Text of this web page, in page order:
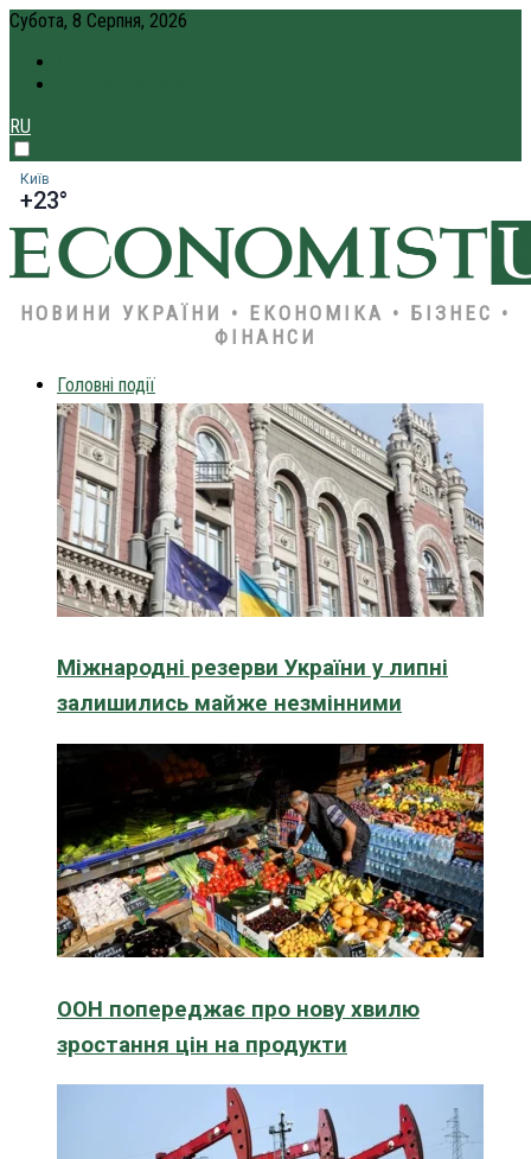
Субота, 8 Серпня, 2026
RU
Київ
+23°
НОВИНИ УКРАЇНИ • ЕКОНОМІКА • БІЗНЕС •
ФІНАНСИ
Головні події
Міжнародні резерви України у липні
залишились майже незмінними
ООН попереджає про нову хвилю
зростання цін на продукти